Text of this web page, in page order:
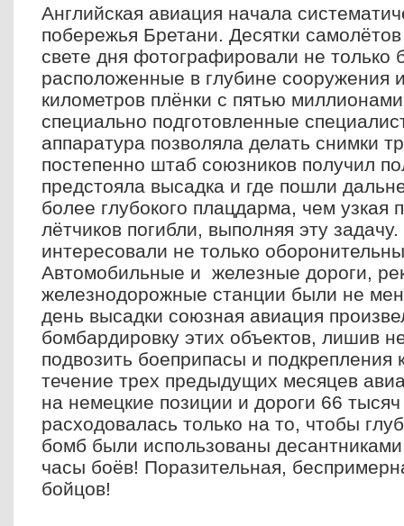
Английская авиация начала
побережья Бретани. Десятки
свете дня фотографировали не только
расположенные в глубине сооружения
километров плёнки с пятью
специально подготовленные
аппаратура позволяла делать снимки
постепенно штаб союзников получил
предстояла высадка и где пошли
более глубокого плацдарма, чем узкая
лётчиков погибли, выполняя эту
интересовали не только
Автомобильные и железные дороги,
железнодорожные станции были не
день высадки союзная авиация
бомбардировку этих объектов, лишив
подвозить боеприпасы и подкрепления
течение трех предыдущих месяцев
на немецкие позиции и дороги 66
расходовалась только на то, чтобы
бомб были использованы
часы боёв! Поразительная,
бойцов!